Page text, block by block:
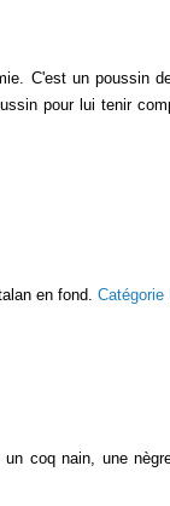
C'est un poussin
pour lui tenir
en fond. Catégorie
un coq nain, une